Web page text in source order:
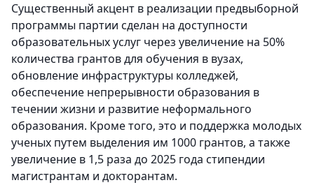
Существенный акцент в реализации предвыборной
программы партии сделан на доступности
образовательных услуг через увеличение на 50%
количества грантов для обучения в вузах,
обновление инфраструктуры колледжей,
обеспечение непрерывности образования в
течении жизни и развитие неформального
образования. Кроме того, это и поддержка молодых
ученых путем выделения им 1000 грантов, а также
увеличение в 1,5 раза до 2025 года стипендии
магистрантам и докторантам.